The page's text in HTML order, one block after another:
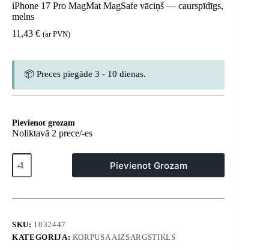
iPhone 17 Pro MagMat MagSafe vāciņš — caurspīdīgs,
melns
11,43 € (ar PVN)
📦 Preces piegāde 3 - 10 dienas.
Pievienot grozam
Noliktavā 2 prece/-es
iPhone
17
Pro
MagSafe
caurspīdīgs,
melns
Pievienot Grozam
SKU: 1032447
KATEGORIJA: KORPUSA AIZSARGSTIKLS